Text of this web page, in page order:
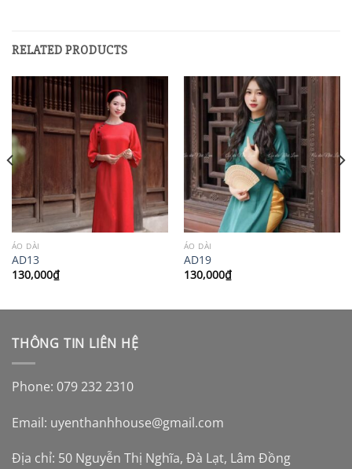
RELATED PRODUCTS
ÁO DÀI
AD13
130,000₫
ÁO DÀI
AD19
130,000₫
THÔNG TIN LIÊN HỆ
Phone: 079 232 2310
Email: uyenthanhhouse@gmail.com
Địa chỉ: 50 Nguyễn Thị Nghĩa, Đà Lạt, Lâm Đồng